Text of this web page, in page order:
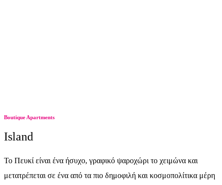
Boutique Apartments
Island
Το Πευκί είναι ένα ήσυχο, γραφικό ψαροχώρι το χειμώνα και
μετατρέπεται σε ένα από τα πιο δημοφιλή και κοσμοπολίτικα μέρη